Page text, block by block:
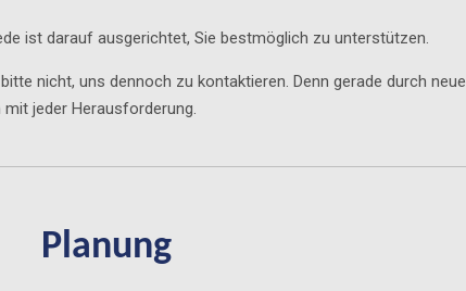
ist darauf ausgerichtet, Sie bestmöglich zu unterstützen.
nicht, uns dennoch zu kontaktieren. Denn gerade durch neue
jeder Herausforderung.
Planung